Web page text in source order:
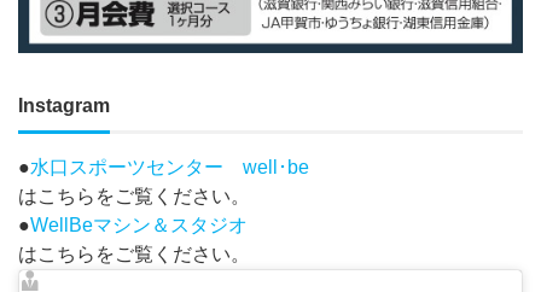
Instagram
●水口スポーツセンター well･be
はこちらをご覧ください。
●WellBeマシン＆スタジオ
はこちらをご覧ください。